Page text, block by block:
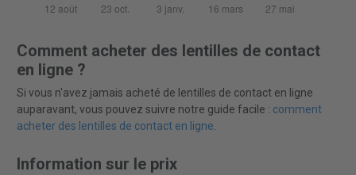
Comment acheter des lentilles de contact
en ligne ?
Si vous n'avez jamais acheté de lentilles de contact en ligne
auparavant, vous pouvez suivre notre guide facile : comment
acheter des lentilles de contact en ligne.
Information sur le prix